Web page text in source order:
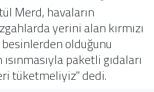
Merd, havaların
yerini alan kırmızı
olduğunu
paketli gıdaları
tüketmeliyiz" dedi.